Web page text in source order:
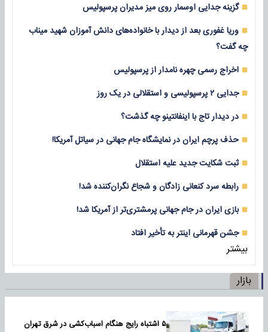
گزینه جدایی اوسمار روی میز مدیران پرسپولیس
وریا غفوری بعد از دیدار با خانواده‌های دانش آموزان شهید میناب
چه گفت؟
اخراج رسمی چهره نامدار از پرسپولیس
جدایی ۲ پرسپولیسی و استقلالی در یک روز
در دیدار تاج با اینفانتینو چه گذشت؟
حذف پرچم ایران در نمایشگاه جام جهانی در سیاتل آمریکا!
ثبت شکایت جدید علیه استقلال
رابطه سرد کنعانی زادگان و شجاع نگران‌کننده شد!
بازی‌ ایران در جام جهانی پرمشتری‌تر از آمریکا شد!
جشن قهرمانی اینتر به تأخیر افتاد
بیشتر
بازار
۵ اشتباه رایج هنگام اسباب‌کشی در شرق تهران